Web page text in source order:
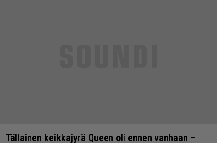
Tällainen keikkajyrä Queen oli ennen vanhaan –